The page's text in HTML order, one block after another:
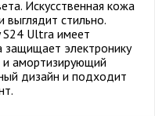
Искусственная кожа
выглядит стильно.
S24 Ultra имеет
электронику
и амортизирующий
дизайн и подходит